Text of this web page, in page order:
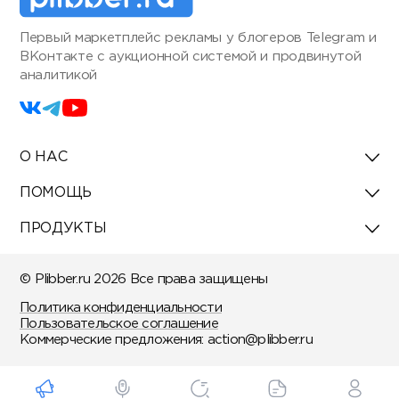
Первый маркетплейс рекламы у блогеров Telegram и
ВКонтакте с аукционной системой и продвинутой
аналитикой
О НАС
ПОМОЩЬ
ПРОДУКТЫ
© Plibber.ru 2026 Все права защищены
Политика конфиденциальности
Пользовательское соглашение
Коммерческие предложения: action@plibber.ru